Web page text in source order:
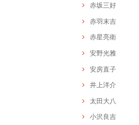
赤坂三好
赤羽末吉
赤星亮衛
安野光雅
安房直子
井上洋介
太田大八
小沢良吉